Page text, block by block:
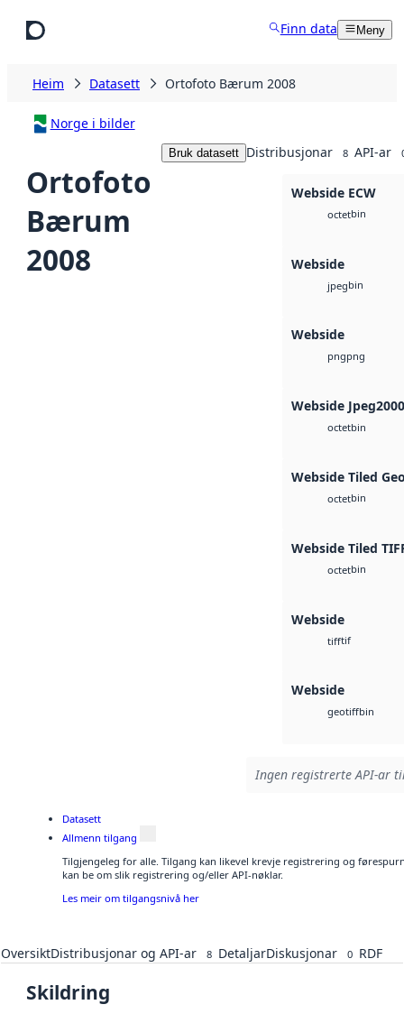
Finn data Meny
Heim Datasett Ortofoto Bærum 2008
Norge i bilder
Ortofoto
Bærum
2008
Bruk datasett Distribusjonar 8 API-ar
Webside ECW
octetbin
Webside
jpegbin
Webside
pngpng
Webside Jpeg2000
octetbin
Webside Tiled
octetbin
Webside Tiled
octetbin
Webside
tifftif
Webside
geotiffbin
Ingen registrerte API-ar
Datasett
Allmenn tilgang
Tilgjengeleg for alle. Tilgang kan likevel krevje registrering og
kan be om slik registrering og/eller API-nøklar.
Les meir om tilgangsnivå her
OversiktDistribusjonar og API-ar 8 DetaljarDiskusjonar 0 RDF
Skildring